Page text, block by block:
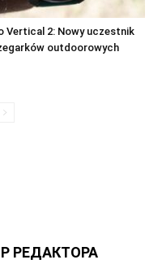
Vertical 2: Nowy uczestnik
outdoorowych
РЕДАКТОРА